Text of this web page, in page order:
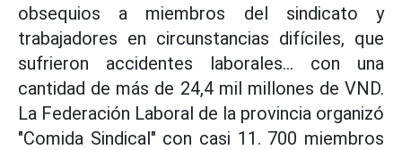
obsequios a miembros del sindicato y
trabajadores en circunstancias difíciles, que
sufrieron accidentes laborales... con una
cantidad de más de 24,4 mil millones de VND.
La Federación Laboral de la provincia organizó
"Comida Sindical" con casi 11. 700 miembros